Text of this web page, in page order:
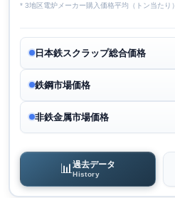
* 3地区電炉メーカー購入価格平均（トン当たり）
日本鉄スクラップ総合価格
鉄鋼市場価格
非鉄金属市場価格
📊過去データ
History